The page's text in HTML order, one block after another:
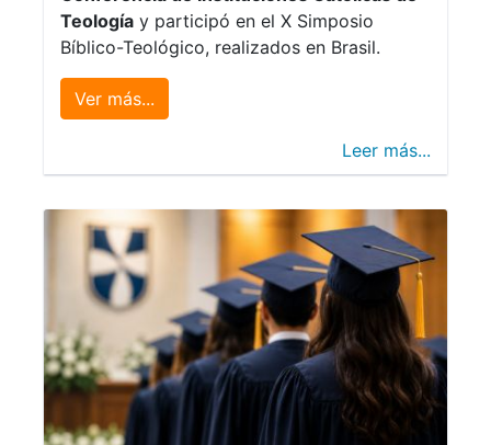
Teología y participó en el X Simposio
Bíblico-Teológico, realizados en Brasil.
Ver más...
Leer más...